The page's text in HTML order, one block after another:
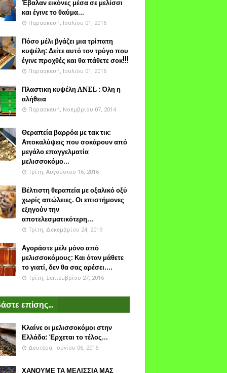
Έβαλαν εικόνες μέσα σε μελίσσι
και έγινε το θαύμα...
Παρασκευή, Ιουλίου 01, 2016
Πόσο μέλι βγάζει μια τρίπατη
κυψέλη: Δείτε αυτό τον τρύγο που
έγινε προχθές και θα πάθετε σοκ!!!
Παρασκευή, Ιουλίου 01, 2016
Πλαστικη κυψέλη ANEL : Όλη η
αλήθεια
Παρασκευή, Νοεμβρίου 07, 2014
Θεραπεία βαρρόα με τακ τικ:
Αποκαλύψεις που σοκάρουν από
μεγάλο επαγγελματία
μελισσοκόμο...
Τρίτη, Αυγούστου 16, 2016
Βέλτιστη θεραπεία με οξαλικό οξύ
χωρίς απώλειες. Οι επιστήμονες
εξηγούν την
αποτελεσματικότερη...
Τρίτη, Δεκεμβρίου 24, 2019
Αγοράστε μέλι μόνο από
μελισσοκόμους: Και όταν μάθετε
το γιατί, δεν θα σας αρέσει....
Τρίτη, Σεπτεμβρίου 27, 2016
επίσης...
Κλαίνε οι μελισσοκόμοι στην
Ελλάδα: Έρχεται το τέλος...
Δευτέρα, Ιουνίου 06, 2016
ΧΑΝΟΥΜΕ ΤΑ ΜΕΛΙΣΣΙΑ ΜΑΣ